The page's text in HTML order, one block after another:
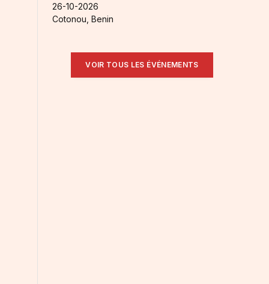
26-10-2026
Cotonou, Benin
VOIR TOUS LES ÉVÉNEMENTS